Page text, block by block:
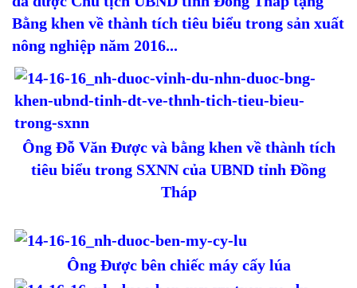
Bằng khen về thành tích tiêu biểu trong sản xuất
nông nghiệp năm 2016...
Ông Đỗ Văn Được và bằng khen về thành tích
tiêu biểu trong SXNN của UBND tỉnh Đồng
Tháp
Ông Được bên chiếc máy cấy lúa